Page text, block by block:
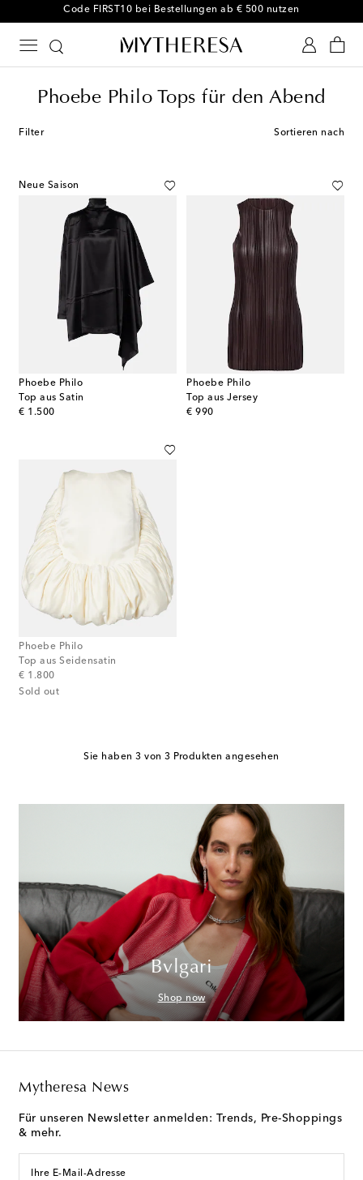
Code FIRST10 bei Bestellungen ab € 500 nutzen
Phoebe Philo Tops für den Abend
Filter Sortieren nach
Neue Saison
Phoebe Philo
Top aus Satin
€ 1.500
original price
Phoebe Philo
Top aus Jersey
€ 990
original price
Phoebe Philo
Top aus Seidensatin
€ 1.800
original price
Sold out
Sie haben 3 von 3 Produkten angesehen
Bvlgari
Shop now
Mytheresa News
Für unseren Newsletter anmelden: Trends, Pre-Shoppings
& mehr.
Ihre E-Mail-Adresse